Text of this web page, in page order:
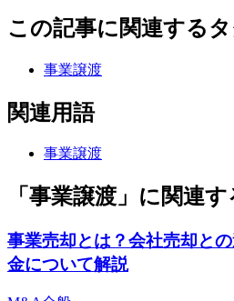
この記事に関連する
事業譲渡
関連用語
事業譲渡
「事業譲渡」に関連
事業売却とは？会社売却と
金について解説